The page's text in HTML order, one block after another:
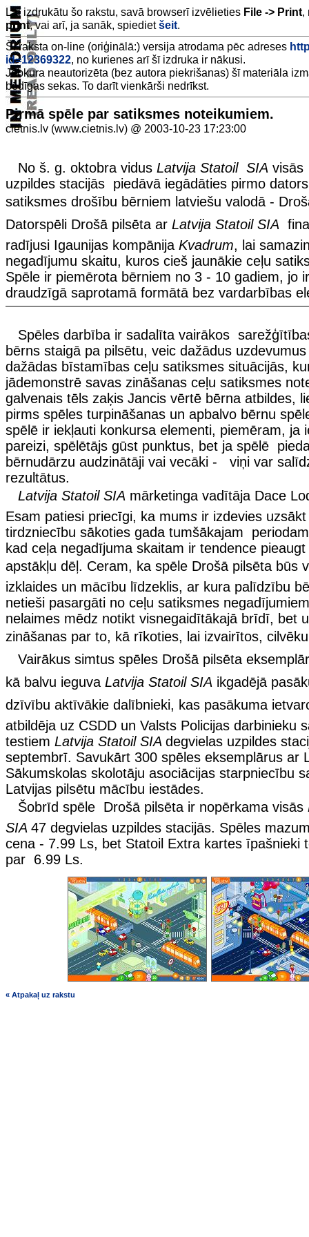
Lai izdrukātu šo rakstu, savā browserī izvēlieties File -> Print,
print, vai arī, ja sanāk, spiedietšeit.
Šī raksta on-line (oriģinālā:) versija atrodama pēc adreses
id=12369322, no kurienes arī šī izdruka ir nākusi.
Jebkura neautorizēta (bez autora piekrišanas) šī materiāla
bēdīgas sekas. To darīt vienkārši nedrīkst.
Pirmā spēle par satiksmes noteikumiem.
cietnis.lv (www.cietnis.lv) @ 2003-10-23 17:23:00
No š. g. oktobra vidus Latvija Statoil SIA visās
uzpildes stacijās piedāvā iegādāties pirmo
satiksmes drošību bērniem latviešu valodā -
Datorspēli Drošā pilsēta ar Latvija Statoil SIA
radījusi Igaunijas kompānija Kvadrum, lai
negadījumu skaitu, kuros cieš jaunākie ceļu
Spēle ir piemērota bērniem no 3 - 10 gadiem, jo
draudzīgā saprotamā formātā bez vardarbības
Spēles darbība ir sadalīta vairākos
bērns staigā pa pilsētu, veic dažādus
dažādas bīstamības ceļu satiksmes situācijās,
jādemonstrē savas zināšanas ceļu satiksmes
galvenais tēls zaķis Jancis vērtē bērna atbildes,
pirms spēles turpināšanas un apbalvo bērnu
spēlē ir iekļauti konkursa elementi, piemēram, ja
pareizi, spēlētājs gūst punktus, bet ja spēlē
bērnudārzu audzinātāji vai vecāki - viņi var
rezultātus.
Latvija Statoil SIA mārketinga vadītāja Dace
Esam patiesi priecīgi, ka mums ir izdevies
tirdzniecību sākoties gada tumšākajam
kad ceļa negadījuma skaitam ir tendence
apstākļu dēļ. Ceram, ka spēle Drošā pilsēta būs
izklaides un mācību līdzeklis, ar kura palīdzību
netieši pasargāti no ceļu satiksmes
nelaimes mēdz notikt visnegaidītākajā brīdī, bet
zināšanas par to, kā rīkoties, lai izvairītos, cilvēku
Vairākus simtus spēles Drošā pilsēta
kā balvu ieguva Latvija Statoil SIA ikgadējā
dzīvību aktīvākie dalībnieki, kas pasākuma
atbildēja uz CSDD un Valsts Policijas darbinieku
testiem Latvija Statoil SIA degvielas uzpildes
septembrī. Savukārt 300 spēles eksemplārus ar
Sākumskolas skolotāju asociācijas starpniecību
Latvijas pilsētu mācību iestādes.
Šobrīd spēle Drošā pilsēta ir nopērkama visās
SIA 47 degvielas uzpildes stacijās. Spēles
cena - 7.99 Ls, bet Statoil Extra kartes īpašnieki
par 6.99 Ls.
« Atpakaļ uz rakstu